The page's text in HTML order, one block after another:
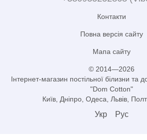
Контакти
Повна версія сайту
Мапа сайту
© 2014—2026
Інтернет-магазин постільної білизни та
"Dom Cotton"
Київ, Дніпро, Одеса, Львів,
Укр Рус